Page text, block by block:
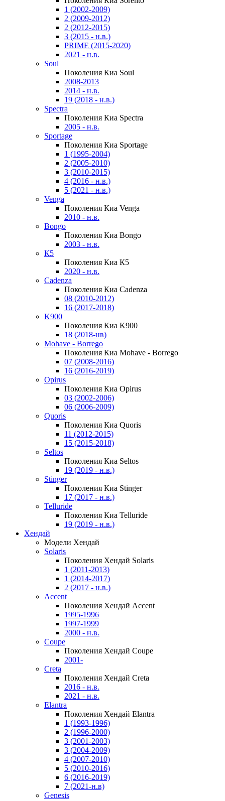
1 (2002-2009)
2 (2009-2012)
2 (2012-2015)
3 (2015 - н.в.)
PRIME (2015-2020)
2021 - н.в.
Soul
Поколения Киа Soul
2008-2013
2014 - н.в.
19 (2018 - н.в.)
Spectra
Поколения Киа Spectra
2005 - н.в.
Sportage
Поколения Киа Sportage
1 (1995-2004)
2 (2005-2010)
3 (2010-2015)
4 (2016 - н.в.)
5 (2021 - н.в.)
Venga
Поколения Киа Venga
2010 - н.в.
Bongo
Поколения Киа Bongo
2003 - н.в.
К5
Поколения Киа К5
2020 - н.в.
Cadenza
Поколения Киа Cadenza
08 (2010-2012)
16 (2017-2018)
K900
Поколения Киа K900
18 (2018-нв)
Mohave - Borrego
Поколения Киа Mohave - Borrego
07 (2008-2016)
16 (2016-2019)
Opirus
Поколения Киа Opirus
03 (2002-2006)
06 (2006-2009)
Quoris
Поколения Киа Quoris
11 (2012-2015)
15 (2015-2018)
Seltos
Поколения Киа Seltos
19 (2019 - н.в.)
Stinger
Поколения Киа Stinger
17 (2017 - н.в.)
Telluride
Поколения Киа Telluride
19 (2019 - н.в.)
Хендай
Модели Хендай
Solaris
Поколения Хендай Solaris
1 (2011-2013)
1 (2014-2017)
2 (2017 - н.в.)
Accent
Поколения Хендай Accent
1995-1996
1997-1999
2000 - н.в.
Coupe
Поколения Хендай Coupe
2001-
Creta
Поколения Хендай Creta
2016 - н.в.
2021 - н.в.
Elantra
Поколения Хендай Elantra
1 (1993-1996)
2 (1996-2000)
3 (2001-2003)
3 (2004-2009)
4 (2007-2010)
5 (2010-2016)
6 (2016-2019)
7 (2021-н.в)
Genesis